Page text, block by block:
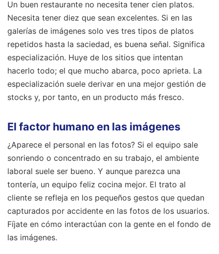
Un buen restaurante no necesita tener cien platos.
Necesita tener diez que sean excelentes. Si en las
galerías de imágenes solo ves tres tipos de platos
repetidos hasta la saciedad, es buena señal. Significa
especialización. Huye de los sitios que intentan
hacerlo todo; el que mucho abarca, poco aprieta. La
especialización suele derivar en una mejor gestión de
stocks y, por tanto, en un producto más fresco.
El factor humano en las imágenes
¿Aparece el personal en las fotos? Si el equipo sale
sonriendo o concentrado en su trabajo, el ambiente
laboral suele ser bueno. Y aunque parezca una
tontería, un equipo feliz cocina mejor. El trato al
cliente se refleja en los pequeños gestos que quedan
capturados por accidente en las fotos de los usuarios.
Fíjate en cómo interactúan con la gente en el fondo de
las imágenes.